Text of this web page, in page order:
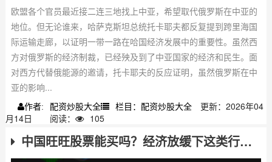
欧盟各个官员最近接二连三地找上中亚，希望取代俄罗斯在中亚的
地位。但无论谁来，哈萨克斯坦总统托卡耶夫都反复提到跨里海国
际运输走廊，以证明一带一路在哈国经济发展中的重要性。虽然西
方对俄罗斯的经济制裁，已经殃及到了中亚国家的经济和民生。面
对西方代替俄能源的邀请，托卡耶夫的反应证明，虽然俄罗斯在中
亚的影响...
作者: 配资炒股大全 栏目：配资炒股大全
更新：2026年04
月14日
阅读： 105
中国旺旺股票能买吗？经济放缓下这类行业更抗跌